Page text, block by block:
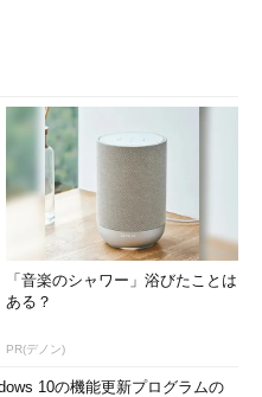
「音楽のシャワー」浴びたことは
ある？
PR(デノン)
10の機能更新プログラムの